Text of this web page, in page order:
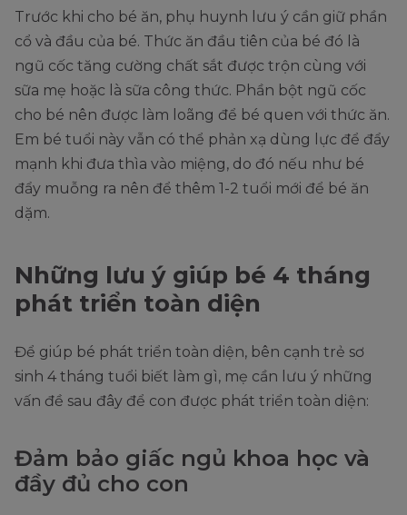
Trước khi cho bé ăn, phụ huynh lưu ý cần giữ phần
cổ và đầu của bé. Thức ăn đầu tiên của bé đó là
ngũ cốc tăng cường chất sắt được trộn cùng với
sữa mẹ hoặc là sữa công thức. Phần bột ngũ cốc
cho bé nên được làm loãng để bé quen với thức ăn.
Em bé tuổi này vẫn có thể phản xạ dùng lực để đẩy
mạnh khi đưa thìa vào miệng, do đó nếu như bé
đẩy muỗng ra nên để thêm 1-2 tuổi mới để bé ăn
dặm.
Những lưu ý giúp bé 4 tháng
phát triển toàn diện
Để giúp bé phát triển toàn diện, bên cạnh trẻ sơ
sinh 4 tháng tuổi biết làm gì, mẹ cần lưu ý những
vấn đề sau đây để con được phát triển toàn diện:
Đảm bảo giấc ngủ khoa học và
đầy đủ cho con